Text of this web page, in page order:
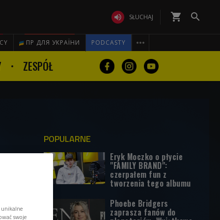
 SŁUCHAJ shopping_cart 
ПР ДЛЯ УКРАЇНИ PODCASTY 
ZESPÓŁ
POPULARNE
Eryk Moczko o płycie
"FAMILY BRAND":
czerpałem fun z
tworzenia tego albumu
Phoebe Bridgers
zaprasza fanów do
swoje